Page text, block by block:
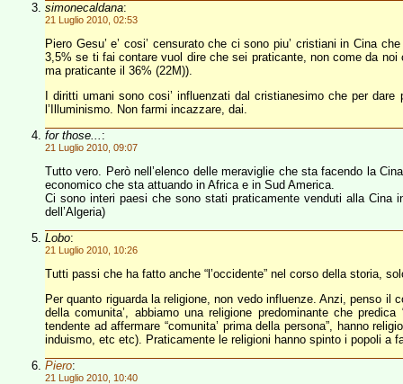
simonecaldana:
21 Luglio 2010, 02:53
Piero Gesu’ e’ cosi’ censurato che ci sono piu’ cristiani in Cina
3,5% se ti fai contare vuol dire che sei praticante, non come da noi
ma praticante il 36% (22M)).
I diritti umani sono cosi’ influenzati dal cristianesimo che per
l’Illuminismo. Non farmi incazzare, dai.
for those... :
21 Luglio 2010, 09:07
Tutto vero. Però nell’elenco delle meraviglie che sta facendo la
economico che sta attuando in Africa e in Sud America.
Ci sono interi paesi che sono stati praticamente venduti alla Cina
dell’Algeria)
Lobo:
21 Luglio 2010, 10:26
Tutti passi che ha fatto anche “l’occidente” nel corso della storia,
Per quanto riguarda la religione, non vedo influenze. Anzi, penso il
della comunita’, abbiamo una religione predominante che
tendente ad affermare “comunita’ prima della persona”, hanno
induismo, etc etc). Praticamente le religioni hanno spinto i popoli a
Piero:
21 Luglio 2010, 10:40